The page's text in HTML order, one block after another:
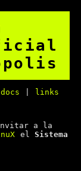
docs links
a la
el Sistema